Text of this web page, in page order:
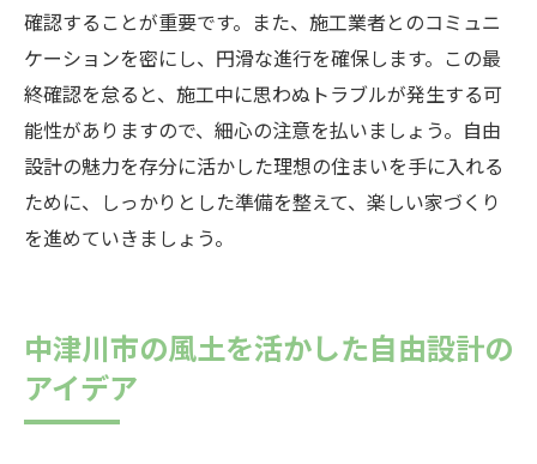
確認することが重要です。また、施工業者とのコミュニ
ケーションを密にし、円滑な進行を確保します。この最
終確認を怠ると、施工中に思わぬトラブルが発生する可
能性がありますので、細心の注意を払いましょう。自由
設計の魅力を存分に活かした理想の住まいを手に入れる
ために、しっかりとした準備を整えて、楽しい家づくり
を進めていきましょう。
中津川市の風土を活かした自由設計の
アイデア